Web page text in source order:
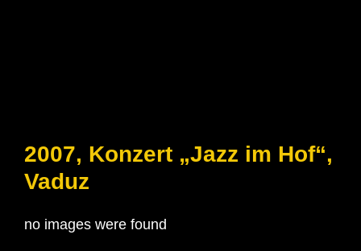
2007, Konzert „Jazz im Hof“,
Vaduz
no images were found